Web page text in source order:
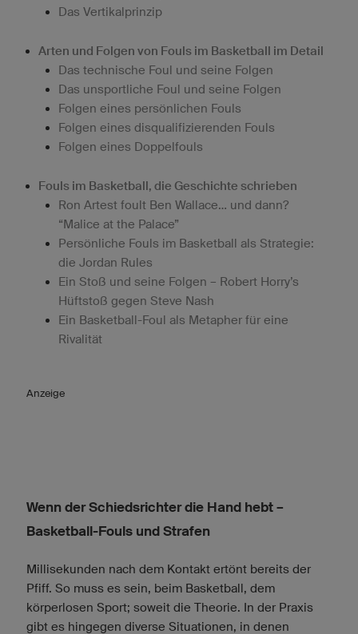
Das Vertikalprinzip
Arten und Folgen von Fouls im Basketball im Detail
Das technische Foul und seine Folgen
Das unsportliche Foul und seine Folgen
Folgen eines persönlichen Fouls
Folgen eines disqualifizierenden Fouls
Folgen eines Doppelfouls
Fouls im Basketball, die Geschichte schrieben
Ron Artest foult Ben Wallace… und dann?
“Malice at the Palace”
Persönliche Fouls im Basketball als Strategie:
die Jordan Rules
Ein Stoß und seine Folgen – Robert Horry’s
Hüftstoß gegen Steve Nash
Ein Basketball-Foul als Metapher für eine
Rivalität
Anzeige
Wenn der Schiedsrichter die Hand hebt –
Basketball-Fouls und Strafen
Millisekunden nach dem Kontakt ertönt bereits der
Pfiff. So muss es sein, beim Basketball, dem
körperlosen Sport; soweit die Theorie. In der Praxis
gibt es hingegen diverse Situationen, in denen